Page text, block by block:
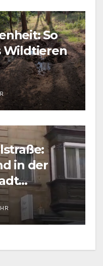
So
Wildtieren
in der